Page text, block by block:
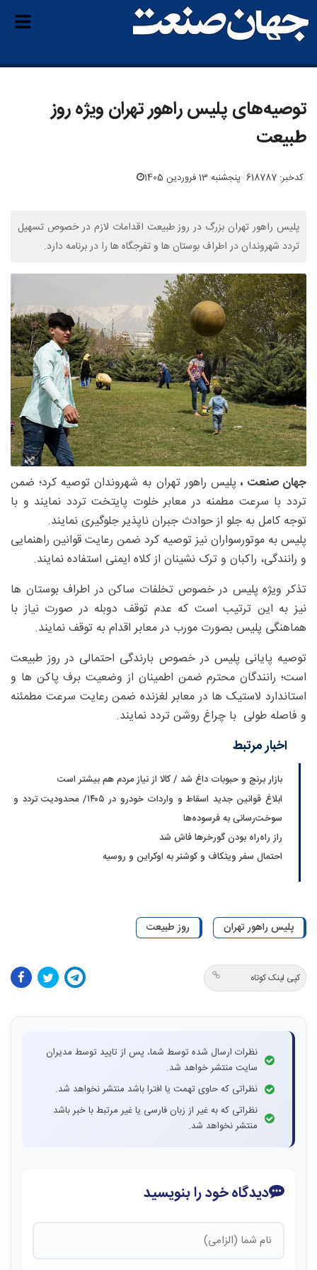
توصیه‌های پلیس راهور تهران ویژه روز
طبیعت
کدخبر: 618787 پنجشنبه 13 فروردین 1405
پلیس راهور تهران بزرگ در روز طبیعت اقدامات لازم در خصوص تسهیل
تردد شهروندان در اطراف بوستان ها و تفرجگاه ها را در برنامه دارد.
جهان صنعت ، پلیس راهور تهران به شهروندان توصیه کرد؛ ضمن
تردد با سرعت مطمنه در معابر خلوت پایتخت تردد نمایند و با
توجه کامل به جلو از حوادث جبران ناپذیر جلوگیری نمایند.
پلیس به موتورسواران نیز توصیه کرد ضمن رعایت قوانین راهنمایی
و رانندگی، راکبان و ترک نشینان از کلاه ایمنی استفاده نمایند.
تذکر ویژه پلیس در خصوص تخلفات ساکن در اطراف بوستان ها
نیز به این ترتیب است که عدم توقف دوبله در صورت نیاز با
هماهنگی پلیس بصورت مورب در معابر اقدام به توقف نمایند.
توصیه پایانی پلیس در خصوص بارندگی احتمالی در روز طبیعت
است؛ رانندگان محترم ضمن اطمینان از وضعیت برف پاکن ها و
استاندارد لاستیک ها در معابر لغزنده ضمن رعایت سرعت مطمئنه
و فاصله طولی با چراغ روشن تردد نمایند.
اخبار مرتبط
بازار برنج و حبوبات داغ شد / کالا از نیاز مردم هم بیشتر است
ابلاغ قوانین جدید اسقاط و واردات خودرو در ۱۴۰۵/ محدودیت تردد و
سوخت‌رسانی به فرسوده‌ها
راز راه‌راه بودن گورخرها فاش شد
احتمال سفر ویتکاف و کوشنر به اوکراین و روسیه
پلیس راهور تهران روز طبیعت
کپی لینک کوتاه
نظرات ارسال شده توسط شما، پس از تایید توسط مدیران
سایت منتشر خواهد شد.
نظراتی که حاوی تهمت یا افترا باشد منتشر نخواهد شد.
نظراتی که به غیر از زبان فارسی یا غیر مرتبط با خبر باشد
منتشر نخواهد شد.
دیدگاه خود را بنویسید